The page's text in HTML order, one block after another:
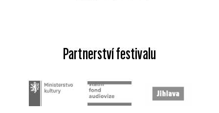
Partnerství festivalu